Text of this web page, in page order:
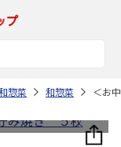
惣菜 和惣菜 ＜お